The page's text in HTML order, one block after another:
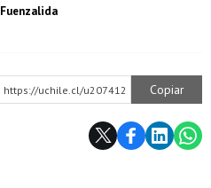
https://uchile.cl/u207412 Copiar